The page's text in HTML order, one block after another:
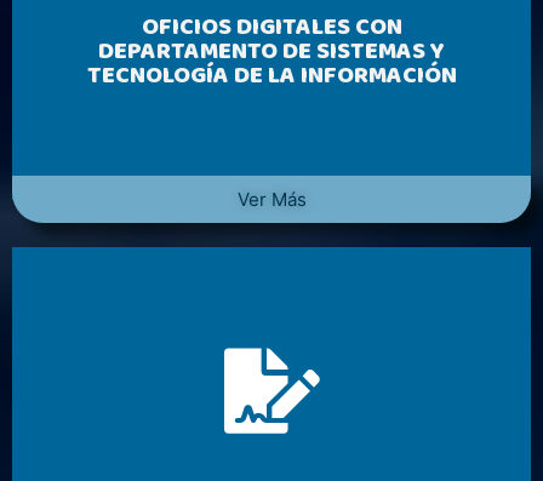
OFICIOS DIGITALES CON
DEPARTAMENTO DE SISTEMAS Y
TECNOLOGÍA DE LA INFORMACIÓN
Ver Más